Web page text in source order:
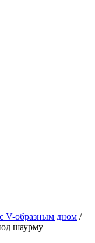
V-образным дном /
шаурму